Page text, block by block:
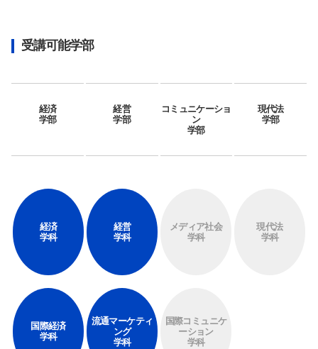
よく検索されるページ
学部入試情報
オープンキャンパス
各種証明書の発行
各種手続
TKUポータル
奨学金
受講可能学部
経済
学部
経営
学部
コミュニケーショ
ン
学部
現代法
学部
経済
学科
経営
学科
メディア社会
学科
現代法
学科
国際経済
学科
流通マーケティ
ング
学科
国際コミュニケ
ーション
学科